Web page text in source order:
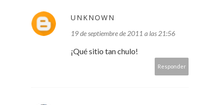
UNKNOWN
19 de septiembre de 2011 a las 21:56
¡Qué sitio tan chulo!
Responder